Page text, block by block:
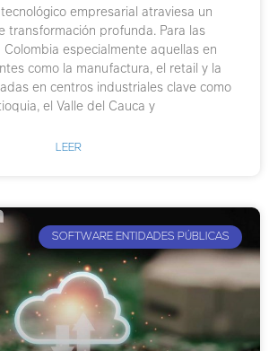
empresarial atraviesa un
transformación profunda. Para las
especialmente aquellas en
como la manufactura, el retail y la
en centros industriales clave como
el Valle del Cauca y
LEER
SOFTWARE ENTIDADES PÚBLICAS